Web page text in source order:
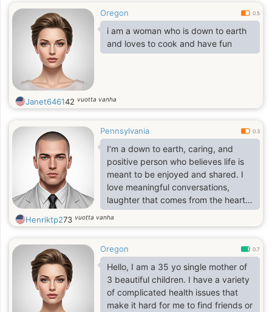
Oregon 0.5
i am a woman who is down to earth
and loves to cook and have fun
Janet646142 vuotta vanha
Pennsylvania 0.3
I’m a down to earth, caring, and
positive person who believes life is
meant to be enjoyed and shared. I
love meaningful conversations,
laughter that comes from the heart,
and making lasting memories with
people who matter. I’m someone
good sense of humor, and I try to
live each day with gratitude.
Henriktp273 vuotta vanha
Oregon 0.7
Hello, I am a 35 yo single mother of
3 beautiful children. I have a variety
of complicated health issues that
make it hard for me to find friends or